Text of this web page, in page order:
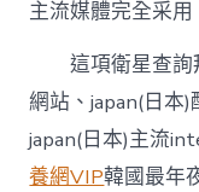
主流媒體完全采用
這項衛星查
網站、japan(日本)
japan(日本)主流
養網VIP韓國最年